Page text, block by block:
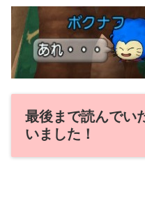
最後まで読んでい
いました！